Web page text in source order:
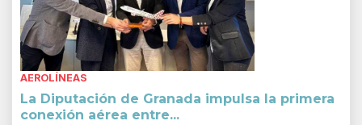
AEROLÍNEAS
La Diputación de Granada impulsa la primera
conexión aérea entre...